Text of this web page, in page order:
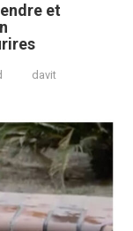
et
davit